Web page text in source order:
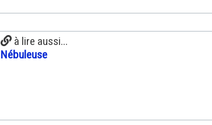
à lire aussi...
Nébuleuse